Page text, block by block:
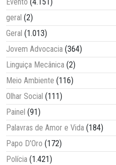
geral (2)
Geral (1.013)
Jovem Advocacia (364)
Linguiça Mecânica (2)
Meio Ambiente (116)
Olhar Social (111)
Painel (91)
Palavras de Amor e Vida (184)
Papo D'Oro (172)
Polícia (1.421)